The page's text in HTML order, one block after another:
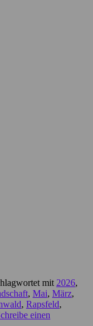
mit 2026,
, Mai, März,
, Rapsfeld,
einen